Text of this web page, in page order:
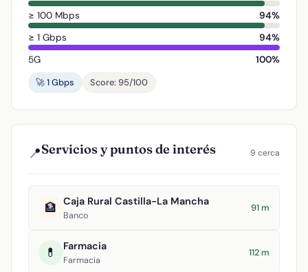
≥ 100 Mbps
94%
≥ 1 Gbps
94%
5G
100%
🚀 1 Gbps
Score: 95/100
📍Servicios y puntos de interés 9 cerca
🏦 Caja Rural Castilla-La Mancha
Banco
91 m
💊 Farmacia
Farmacia
112 m